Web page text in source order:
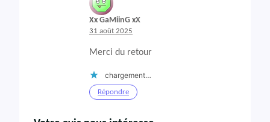
Xx GaMiinG xX
31 août 2025
Merci du retour
chargement…
Répondre